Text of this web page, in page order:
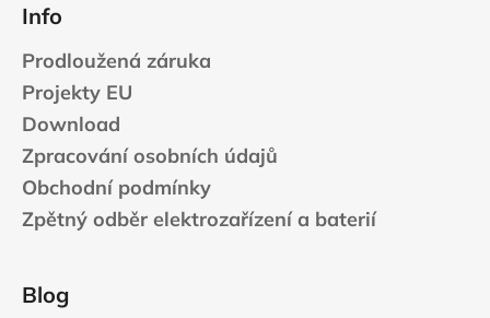
Info
Prodloužená záruka
Projekty EU
Download
Zpracování osobních údajů
Obchodní podmínky
Zpětný odběr elektrozařízení a baterií
Blog